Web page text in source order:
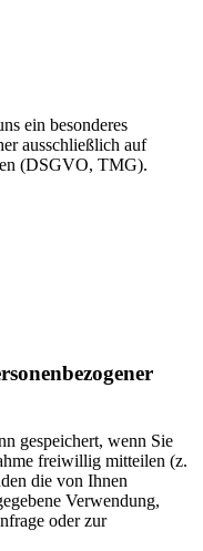
ein besonderes
ausschließlich auf
(DSGVO, TMG).
gespeichert, wenn Sie
freiwillig mitteilen (z.
die von Ihnen
Verwendung,
oder zur